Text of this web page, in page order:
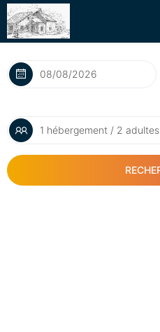
1 hébergement / 2 adultes